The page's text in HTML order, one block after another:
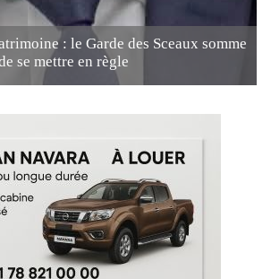
: le Garde des Sceaux somme
se mettre en règle